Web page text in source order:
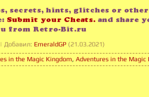
secrets, hints, glitches or
Submit your Cheats. and share
from Retro-Bit.ru
| Добавил: EmeraldGP (21.03.2021)
in the Magic Kingdom, Adventures in the Magic